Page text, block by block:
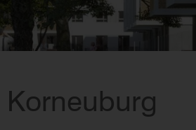
Korneuburg